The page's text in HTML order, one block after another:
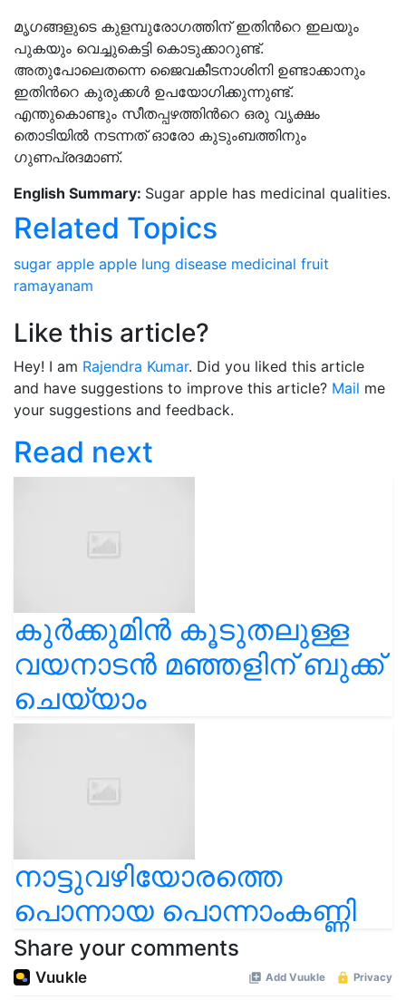
മൃഗങ്ങളുടെ കുളമ്പുരോഗത്തിന് ഇതിൻറെ ഇലയും
പുകയും വെച്ചുകെട്ടി കൊടുക്കാറുണ്ട്.
അതുപോലെതന്നെ ജൈവകീടനാശിനി ഉണ്ടാക്കാനും
ഇതിൻറെ കുരുക്കൾ ഉപയോഗിക്കുന്നുണ്ട്.
എന്തുകൊണ്ടും സീതപ്പഴത്തിൻറെ ഒരു വൃക്ഷം
തൊടിയിൽ നടന്നത്‌ ഓരോ കുടുംബത്തിനും
ഗുണപ്രദമാണ്.
English Summary: Sugar apple has medicinal qualities.
Related Topics
sugar apple apple lung disease medicinal fruit
ramayanam
Like this article?
Hey! I am Rajendra Kumar. Did you liked this article
and have suggestions to improve this article? Mail me
your suggestions and feedback.
Read next
കുർക്കുമിൻ കൂടുതലുള്ള
വയനാടൻ മഞ്ഞളിന് ബുക്ക്
ചെയ്യാം
നാട്ടുവഴിയോരത്തെ
പൊന്നായ പൊന്നാംകണ്ണി
Share your comments